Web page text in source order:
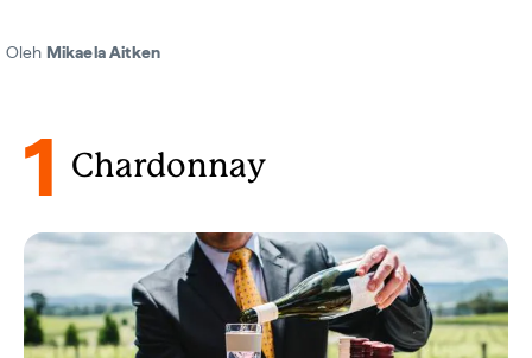
Oleh Mikaela Aitken
1 Chardonnay